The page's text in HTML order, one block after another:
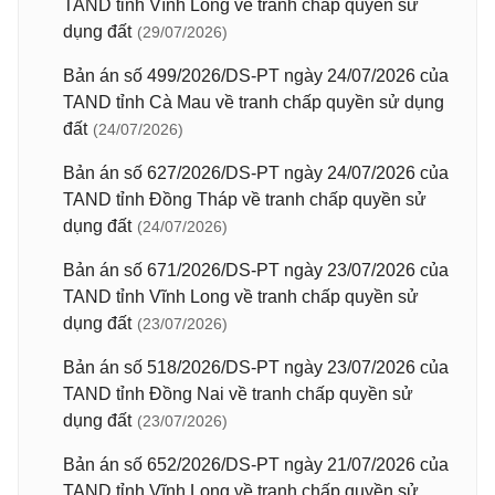
TAND tỉnh Vĩnh Long về tranh chấp quyền sử
dụng đất (29/07/2026)
Bản án số 499/2026/DS-PT ngày 24/07/2026 của
TAND tỉnh Cà Mau về tranh chấp quyền sử dụng
đất (24/07/2026)
Bản án số 627/2026/DS-PT ngày 24/07/2026 của
TAND tỉnh Đồng Tháp về tranh chấp quyền sử
dụng đất (24/07/2026)
Bản án số 671/2026/DS-PT ngày 23/07/2026 của
TAND tỉnh Vĩnh Long về tranh chấp quyền sử
dụng đất (23/07/2026)
Bản án số 518/2026/DS-PT ngày 23/07/2026 của
TAND tỉnh Đồng Nai về tranh chấp quyền sử
dụng đất (23/07/2026)
Bản án số 652/2026/DS-PT ngày 21/07/2026 của
TAND tỉnh Vĩnh Long về tranh chấp quyền sử